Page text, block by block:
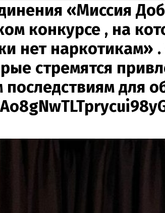
«Миссия
конкурсе , на
нет наркотикам»
стремятся
для